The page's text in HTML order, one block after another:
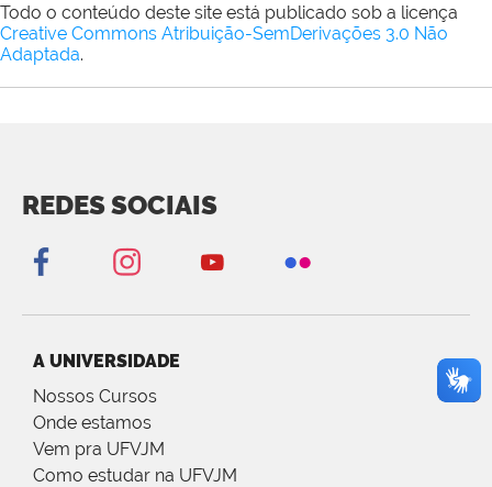
Todo o conteúdo deste site está publicado sob a licença
Creative Commons Atribuição-SemDerivações 3.0 Não
Adaptada.
REDES SOCIAIS
A UNIVERSIDADE
Nossos Cursos
Onde estamos
Vem pra UFVJM
Como estudar na UFVJM